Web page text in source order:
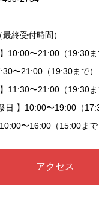
終受付時間）
10:00〜21:00（19:30ま
〜21:00（19:30まで）
11:30〜21:00（19:30ま
日 】10:00〜19:00（
〜16:00（15:00まで
アクセス